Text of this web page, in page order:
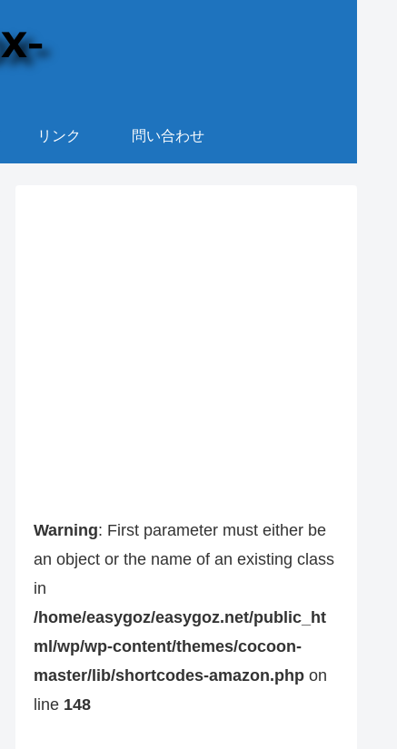
リンク 問い合わせ
Warning: First parameter must either be
an object or the name of an existing class
in
/home/easygoz/easygoz.net/public_ht
ml/wp/wp-content/themes/cocoon-
master/lib/shortcodes-amazon.php on
line 148